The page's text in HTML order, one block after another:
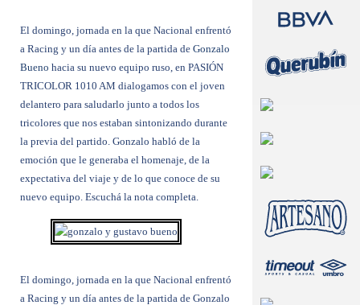
El domingo, jornada en la que Nacional enfrentó
a Racing y un día antes de la partida de Gonzalo
Bueno hacia su nuevo equipo ruso, en PASIÓN
TRICOLOR 1010 AM dialogamos con el joven
delantero para saludarlo junto a todos los
tricolores que nos estaban sintonizando durante
la previa del partido. Gonzalo habló de la
emoción que le generaba el homenaje, de la
expectativa del viaje y de lo que conoce de su
nuevo equipo. Escuchá la nota completa.
El domingo, jornada en la que Nacional enfrentó
a Racing y un día antes de la partida de Gonzalo